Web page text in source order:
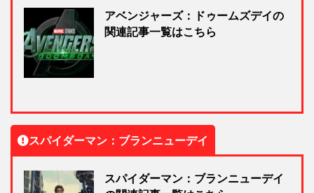
アベンジャーズ：ドゥームズデイの
関連記事一覧はこちら
スパイダーマン：ブランニューデイ
スパイダーマン：ブランニューデイ